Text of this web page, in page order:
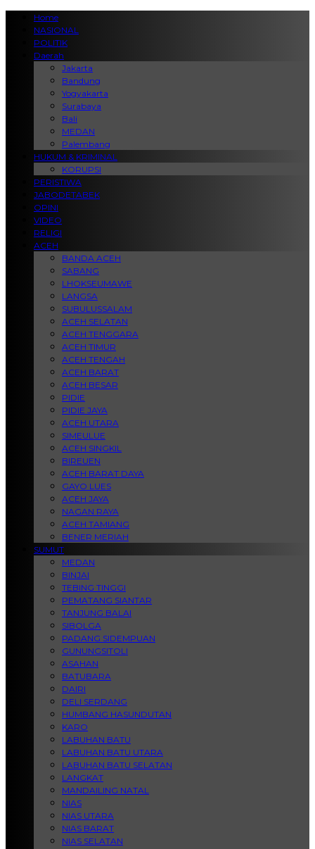
Home
NASIONAL
POLITIK
Daerah
Jakarta
Bandung
Yogyakarta
Surabaya
Bali
MEDAN
Palembang
HUKUM & KRIMINAL
KORUPSI
PERISTIWA
JABODETABEK
OPINI
VIDEO
RELIGI
ACEH
BANDA ACEH
SABANG
LHOKSEUMAWE
LANGSA
SUBULUSSALAM
ACEH SELATAN
ACEH TENGGARA
ACEH TIMUR
ACEH TENGAH
ACEH BARAT
ACEH BESAR
PIDIE
PIDIE JAYA
ACEH UTARA
SIMEULUE
ACEH SINGKIL
BIREUEN
ACEH BARAT DAYA
GAYO LUES
ACEH JAYA
NAGAN RAYA
ACEH TAMIANG
BENER MERIAH
SUMUT
MEDAN
BINJAI
TEBING TINGGI
PEMATANG SIANTAR
TANJUNG BALAI
SIBOLGA
PADANG SIDEMPUAN
GUNUNGSITOLI
ASAHAN
BATUBARA
DAIRI
DELI SERDANG
HUMBANG HASUNDUTAN
KARO
LABUHAN BATU
LABUHAN BATU UTARA
LABUHAN BATU SELATAN
LANGKAT
MANDAILING NATAL
NIAS
NIAS UTARA
NIAS BARAT
NIAS SELATAN